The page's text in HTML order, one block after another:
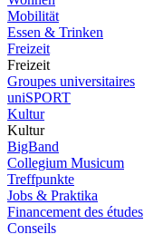
Mobilität
Essen & Trinken
Freizeit
Freizeit
Groupes universitaires
uniSPORT
Kultur
Kultur
BigBand
Collegium Musicum
Treffpunkte
Jobs & Praktika
Financement des études
Conseils